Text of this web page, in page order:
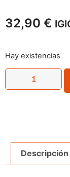
32,90 €
Hay existencias
Descripción